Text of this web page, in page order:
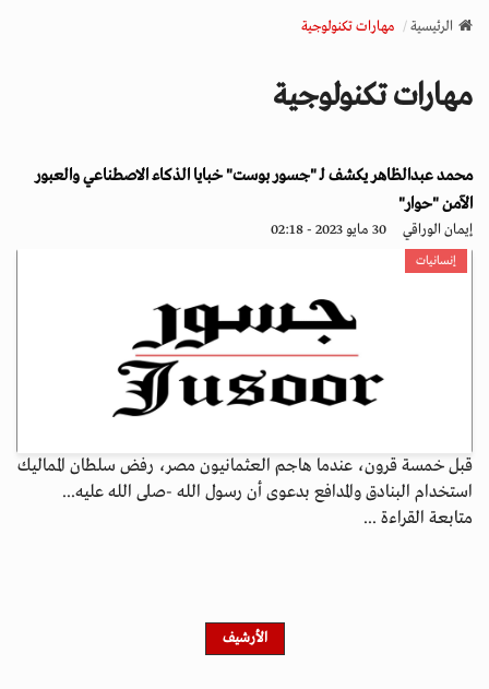
v
a
o
n
الرئيسية مهارات تكنولوجية
مهارات تكنولوجية
محمد عبدالظاهر يكشف لـ "جسور بوست" خبايا الذكاء الاصطناعي والعبور
الآمن "حوار"
إيمان الوراقي 30 مايو 2023 - 02:18
إنسانيات
قبل خمسة قرون، عندما هاجم العثمانيون مصر، رفض سلطان المماليك
استخدام البنادق والمدافع بدعوى أن رسول الله -صلى الله عليه...
متابعة القراءة ...
الأرشيف